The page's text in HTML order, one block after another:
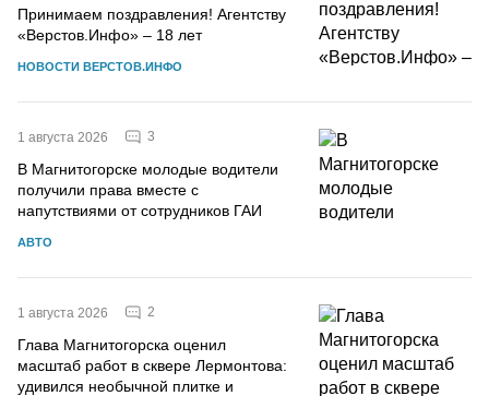
Принимаем поздравления! Агентству
«Верстов.Инфо» – 18 лет
НОВОСТИ ВЕРСТОВ.ИНФО
1 августа 2026 3
В Магнитогорске молодые водители
получили права вместе с
напутствиями от сотрудников ГАИ
АВТО
1 августа 2026 2
Глава Магнитогорска оценил
масштаб работ в сквере Лермонтова:
удивился необычной плитке и